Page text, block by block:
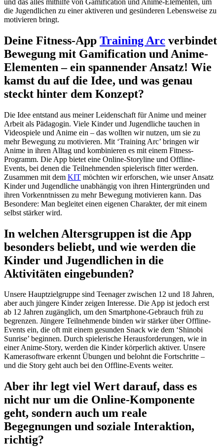
die Jugendlichen zu einer aktiveren und gesünderen Lebensweise zu
motivieren bringt.
Deine Fitness-App Training Arc verbindet
Bewegung mit Gamification und Anime-
Elementen – ein spannender Ansatz! Wie
kamst du auf die Idee, und was genau
steckt hinter dem Konzept?
Die Idee entstand aus meiner Leidenschaft für Anime und meiner
Arbeit als Pädagogin. Viele Kinder und Jugendliche tauchen in
Videospiele und Anime ein – das wollten wir nutzen, um sie zu
mehr Bewegung zu motivieren. Mit ‘Training Arc’ bringen wir
Anime in ihren Alltag und kombinieren es mit einem Fitness-
Programm. Die App bietet eine Online-Storyline und Offline-
Events, bei denen die Teilnehmenden spielerisch fitter werden.
Zusammen mit dem KIT möchten wir erforschen, wie unser Ansatz
Kinder und Jugendliche unabhängig von ihren Hintergründen und
ihren Vorkenntnissen zu mehr Bewegung motivieren kann. Das
Besondere: Man begleitet einen eigenen Charakter, der mit einem
selbst stärker wird.
In welchen Altersgruppen ist die App
besonders beliebt, und wie werden die
Kinder und Jugendlichen in die
Aktivitäten eingebunden?
Unsere Hauptzielgruppe sind Teenager zwischen 12 und 18 Jahren,
aber auch jüngere Kinder zeigen Interesse. Die App ist jedoch erst
ab 12 Jahren zugänglich, um den Smartphone-Gebrauch früh zu
begrenzen. Jüngere Teilnehmende binden wir stärker über Offline-
Events ein, die oft mit einem gesunden Snack wie dem ‘Shinobi
Sunrise’ beginnen. Durch spielerische Herausforderungen, wie in
einer Anime-Story, werden die Kinder körperlich aktiver. Unsere
Kamerasoftware erkennt Übungen und belohnt die Fortschritte –
und die Story geht auch bei den Offline-Events weiter.
Aber ihr legt viel Wert darauf, dass es
nicht nur um die Online-Komponente
geht, sondern auch um reale
Begegnungen und soziale Interaktion,
richtig?